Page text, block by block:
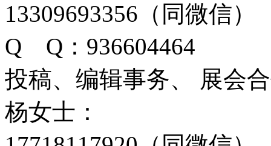
13309693356（同微信）
Q Q：936604464
投稿、编辑事务、 展会
杨女士：